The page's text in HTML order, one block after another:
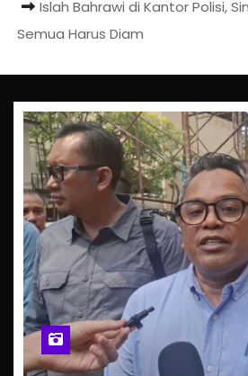
Islah Bahrawi di Kantor Polisi,
Semua Harus Diam